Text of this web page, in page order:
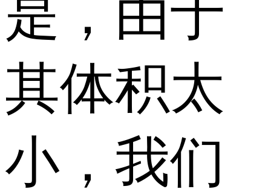
是，由于
其体积太
小，我们